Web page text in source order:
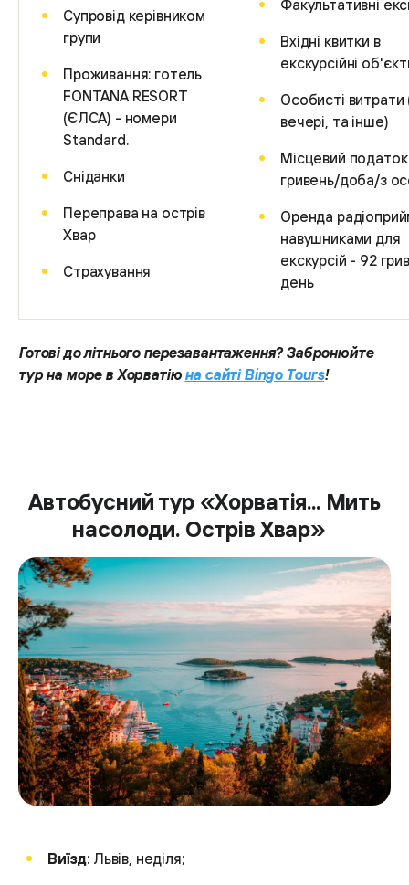
Супровід керівником
групи
Проживання: готель
FONTANA RESORT
(ЄЛСА) - номери
Standard.
Сніданки
Переправа на острів
Хвар
Страхування
Факультативні
Вхідні квитки в
екскурсійні
Особисті витрати
вечері, та інше)
Місцевий
гривень/доба/з
Оренда
навушниками для
екскурсій - 92
день
Готові до літнього перезавантаження? Забронюйте
тур на море в Хорватію на сайті Bingo Tours!
Автобусний тур «Хорватія... Мить
насолоди. Острів Хвар»
Виїзд: Львів, неділя;